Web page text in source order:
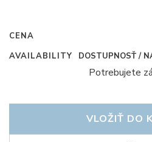
CENA
AVAILABILITY DOSTUPNOSŤ /
Potrebujete
VLOŽIŤ DO